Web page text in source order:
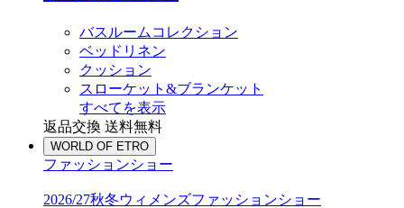
バスルームコレクション
ベッドリネン
クッション
スローケット&ブランケット
すべてを表示
返品交換 送料無料
WORLD OF ETRO
ファッションショー
2026/27秋冬ウィメンズファッションショー